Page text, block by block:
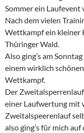
Sommer ein Laufevent
Nach dem vielen
Wettkampf ein kleiner
Thüringer Wald.
Also ging’s am
einem wirklich
Wettkampf.
Der
einer Laufwertung mit
Zweitalspeerenlauf
also ging’s für mich